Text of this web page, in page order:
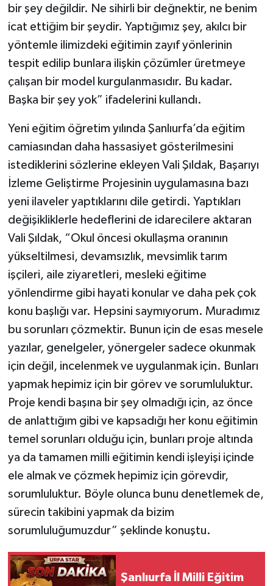
bir şey değildir. Ne sihirli bir değnektir, ne benim
icat ettiğim bir şeydir. Yaptığımız şey, akılcı bir
yöntemle ilimizdeki eğitimin zayıf yönlerinin
tespit edilip bunlara ilişkin çözümler üretmeye
çalışan bir model kurgulanmasıdır. Bu kadar.
Başka bir şey yok” ifadelerini kullandı.
Yeni eğitim öğretim yılında Şanlıurfa’da eğitim
camiasından daha hassasiyet gösterilmesini
istediklerini sözlerine ekleyen Vali Şıldak, Başarıyı
İzleme Geliştirme Projesinin uygulamasına bazı
yeni ilaveler yaptıklarını dile getirdi. Yaptıkları
değişikliklerle hedeflerini de idarecilere aktaran
Vali Şıldak, “Okul öncesi okullaşma oranının
yükseltilmesi, devamsızlık, mevsimlik tarım
işçileri, aile ziyaretleri, mesleki eğitime
yönlendirme gibi hayati konular ve daha pek çok
konu başlığı var. Hepsini saymıyorum. Muradımız
bu sorunları çözmektir. Bunun için de esas mesele
yazılar, genelgeler, yönergeler sadece okunmak
için değil, incelenmek ve uygulanmak için. Bunları
yapmak hepimiz için bir görev ve sorumluluktur.
Proje kendi başına bir şey olmadığı için, az önce
de anlattığım gibi ve kapsadığı her konu eğitimin
temel sorunları olduğu için, bunları proje altında
ya da tamamen milli eğitimin kendi işleyişi içinde
ele almak ve çözmek hepimiz için görevdir,
sorumluluktur. Böyle olunca bunu denetlemek de,
sürecin takibini yapmak da bizim
sorumluluğumuzdur” şeklinde konuştu.
Şanlıurfa İl Milli Eğitim